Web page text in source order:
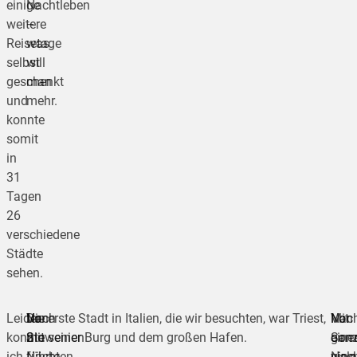
einige
weitere
Reisetage
selbst
geschenkt
und
konnte
somit
in
31
Tagen
26
verschiedene
Städte
sehen.
Nachtleben
–
was
will
man
mehr.
Leider
konnte
Nach
2
Von
Slowenien
Die erste Stadt in Italien, die wir besuchten, war Triest,
mit seiner Burg und dem großen Hafen.
einer
Mit
Von